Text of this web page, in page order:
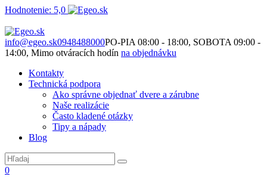
Hodnotenie: 5,0
info@egeo.sk0948488000PO-PIA 08:00 - 18:00, SOBOTA 09:00 -
14:00, Mimo otváracích hodín na objednávku
Kontakty
Technická podpora
Ako správne objednať dvere a zárubne
Naše realizácie
Často kladené otázky
Tipy a nápady
Blog
0